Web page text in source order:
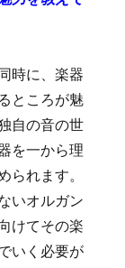
時に、楽器
ところが魅
自の音の世
を一から理
られます。
いオルガン
けてその楽
いく必要が